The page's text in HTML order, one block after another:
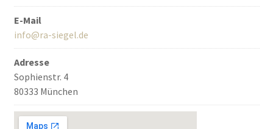
E-Mail
info@ra-siegel.de
Adresse
Sophienstr. 4
80333 München